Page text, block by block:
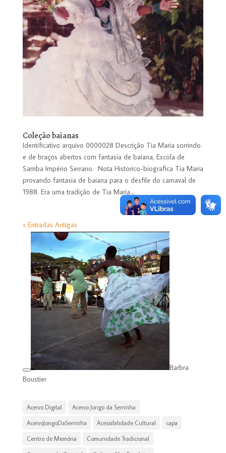
Coleção baianas
Identificativo arquivo 0000028 Descrição Tia Maria sorrindo
e de braços abertos com fantasia de baiana, Escola de
Samba Império Serrano. Nota Historico-biografica Tia Maria
provando fantasia de baiana para o desfile do carnaval de
1988. Era uma tradição de Tia Maria...
« Entradas Antigas
Barbra
Boustier
Acervo Digital Acervo Jongo da Serrinha
AcervoJongoDaSerrinha Acessibilidade Cultural capa
Centro de Memória Comunidade Tradicional